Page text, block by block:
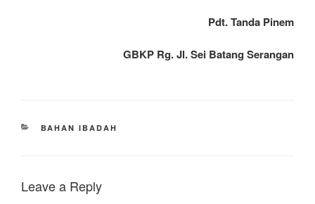
Pdt. Tanda Pinem
GBKP Rg. Jl. Sei Batang Serangan
CATEGORIES
BAHAN IBADAH
Leave a Reply